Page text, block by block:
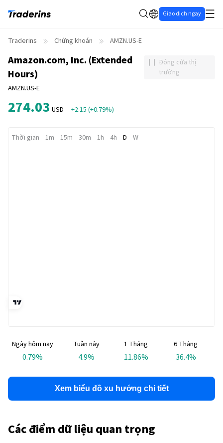
Giao dịch ngay
Traderins Chứng khoán AMZN.US-E
Amazon.com, Inc. (Extended
Hours)
Đóng cửa thị
trường
AMZN.US-E
274.03 USD +2.15 (+0.79%)
Thời gian 1m 15m 30m 1h 4h D W
Ngày hôm nay
0.79%
Tuần này
4.9%
1 Tháng
11.86%
6 Tháng
36.4%
Xem biểu đồ xu hướng chi tiết
Các điểm dữ liệu quan trọng